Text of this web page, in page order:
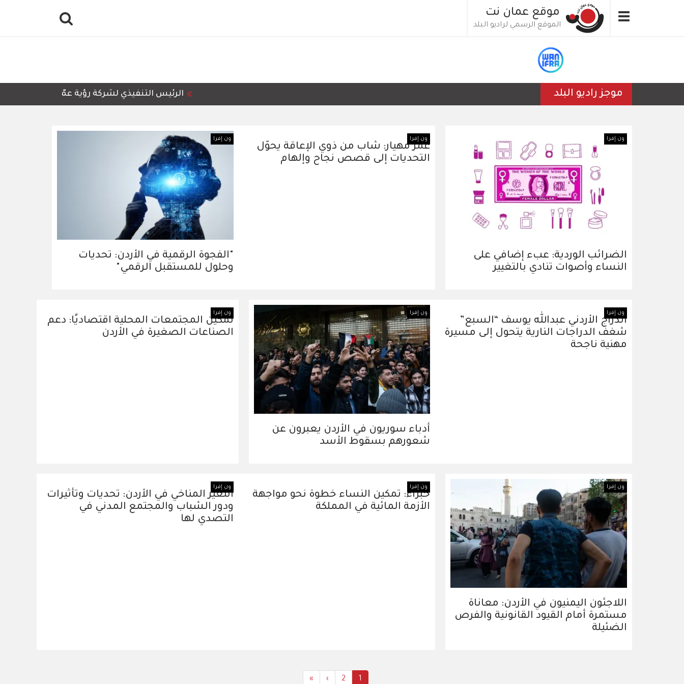
Toggle
navigation
موقع عمان نت
الموقع الرسمي لراديو البلد
موجز راديو البلد الرئيس التنفيذي لشركة رؤية عمّان للمعالجة
ون إفرا
الضرائب الوردية: عبء إضافي على
النساء وأصوات تنادي بالتغيير
ون إفرا
عمر مهيار: شاب من ذوي الإعاقة يحوّل
التحديات إلى قصص نجاح وإلهام
ون إفرا
"الفجوة الرقمية في الأردن: تحديات
وحلول للمستقبل الرقمي"
ون إفرا
الدرّاج الأردني عبدالله يوسف “السبع”
شغف الدراجات النارية يتحول إلى مسيرة
مهنية ناجحة
ون إفرا
أدباء سوريون في الأردن يعبرون عن
شعورهم بسقوط الأسد
ون إفرا
تمكين المجتمعات المحلية اقتصاديًا: دعم
الصناعات الصغيرة في الأردن
ون إفرا
اللاجئون اليمنيون في الأردن: معاناة
مستمرة أمام القيود القانونية والفرص
الضئيلة
ون إفرا
خبراء: تمكين النساء خطوة نحو مواجهة
الأزمة المائية في المملكة
ون إفرا
التغير المناخي في الأردن: تحديات وتأثيرات
ودور الشباب والمجتمع المدني في
التصدي لها
Current1
All
2
Next›
Last
»